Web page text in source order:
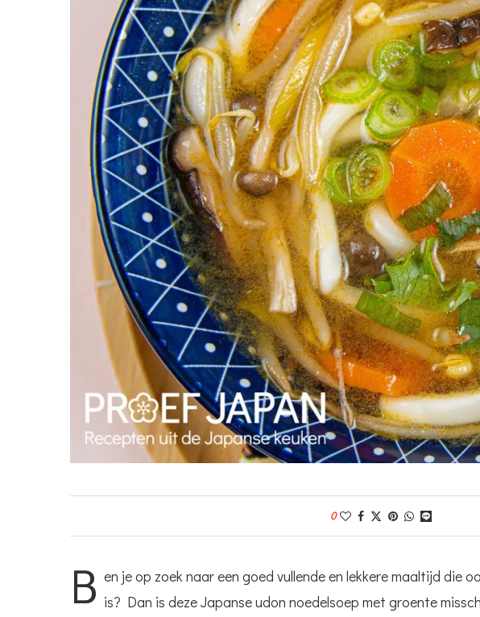
0
B en je op zoek naar een goed vullende en lekkere maaltijd die
is? Dan is deze Japanse udon noedelsoep met groente